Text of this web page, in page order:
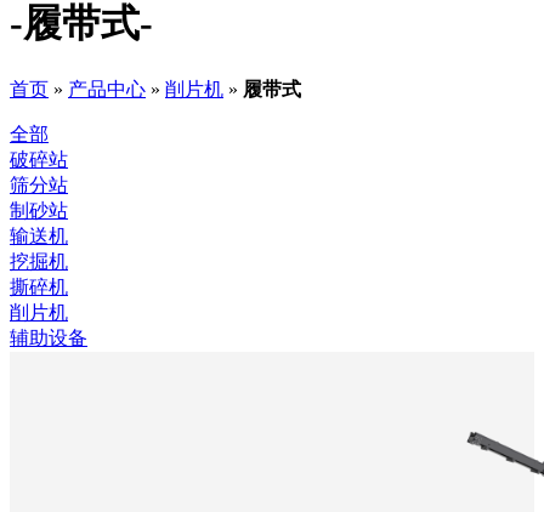
-履带式-
首页 » 产品中心 » 削片机 » 履带式
全部
破碎站
筛分站
制砂站
输送机
挖掘机
撕碎机
削片机
辅助设备